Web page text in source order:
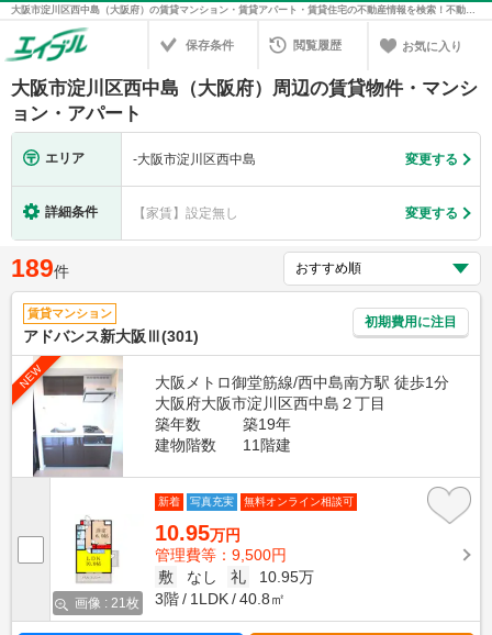
大阪市淀川区西中島（大阪府）の賃貸マンション・賃貸アパート・賃貸住宅の不動産情報を検索！不動産賃貸の物件探しは、お部屋探しのエイブル
保存条件 閲覧履歴 お気に入り
大阪市淀川区西中島（大阪府）周辺の賃貸物件・マンシ
ョン・アパート
エリア -大阪市淀川区西中島 変更する
詳細条件 【家賃】設定無し 変更する
189件
賃貸マンション
アドバンス新大阪Ⅲ(301)
初期費用に注目
NEW
大阪メトロ御堂筋線/西中島南方駅 徒歩1分
大阪府大阪市淀川区西中島２丁目
築年数
築19年
建物階数
11階建
画像 : 21枚
新着 写真充実 無料オンライン相談可
10.95万円
管理費等：9,500円
敷
なし 礼
10.95万
3階
1LDK 40.8㎡